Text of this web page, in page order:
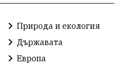
животни гордост
Хисаря
Природа и екология
Държавата
Европа